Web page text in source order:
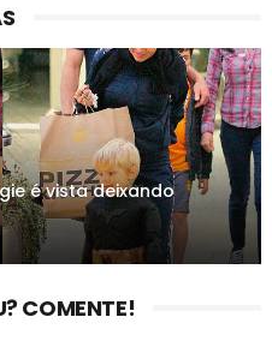
é vista deixando
COMENTE!